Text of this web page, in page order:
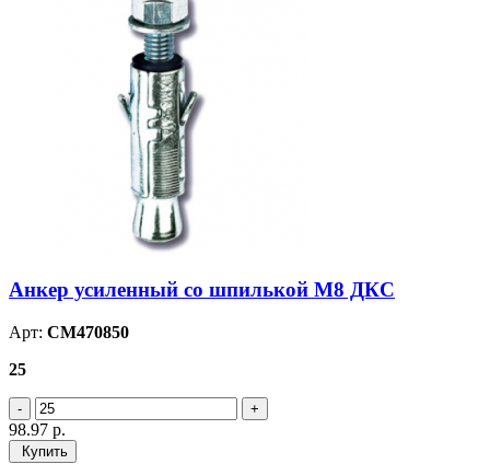
Анкер усиленный со шпилькой М8 ДКС
Арт: CM470850
25
98.97 р.
Купить